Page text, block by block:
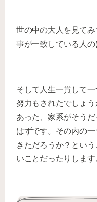
世の中の大人を見て
事が一致している人の
そして人生一貫して一
努力もされたでしょ
あった、家系がそう
はずです。その内の
きただろうか？とい
いことだったりします